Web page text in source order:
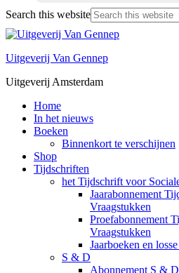
Search this website
Uitgeverij Van Gennep
Uitgeverij Amsterdam
Home
In het nieuws
Boeken
Binnenkort te verschijnen
Shop
Tijdschriften
het Tijdschrift voor
Jaarabonnement
Vraagstukken
Proefabonnement
Vraagstukken
Jaarboeken en
S & D
Abonnement S & D